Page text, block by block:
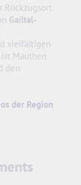
Rückzugsort
Gailtal-
vielfältigen
Mauthen
den
der Region